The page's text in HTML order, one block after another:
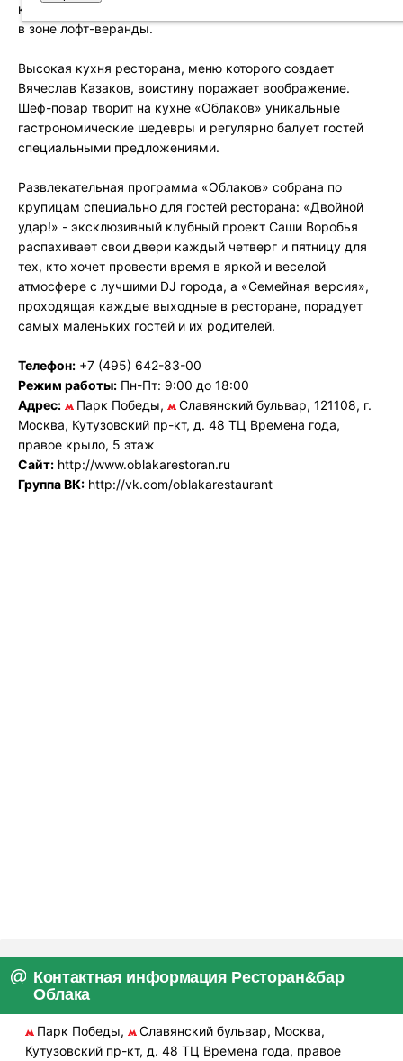
кабинками или удобные диваны и полукресла из ротанга
в зоне лофт-веранды.
Высокая кухня ресторана, меню которого создает
Вячеслав Казаков, воистину поражает воображение.
Шеф-повар творит на кухне «Облаков» уникальные
гастрономические шедевры и регулярно балует гостей
специальными предложениями.
Развлекательная программа «Облаков» собрана по
крупицам специально для гостей ресторана: «Двойной
удар!» - эксклюзивный клубный проект Саши Воробья
распахивает свои двери каждый четверг и пятницу для
тех, кто хочет провести время в яркой и веселой
атмосфере с лучшими DJ города, а «Семейная версия»,
проходящая каждые выходные в ресторане, порадует
самых маленьких гостей и их родителей.
Телефон: +7 (495) 642-83-00
Режим работы: Пн-Пт: 9:00 до 18:00
Адрес:
Парк Победы,
Славянский бульвар, 121108, г.
Москва, Кутузовский пр-кт, д. 48 ТЦ Времена года,
правое крыло, 5 этаж
Сайт: http://www.oblakarestoran.ru
Группа ВК: http://vk.com/oblakarestaurant
Контактная информация Ресторан&бар
Облака
Парк Победы,
Славянский бульвар, Москва,
Кутузовский пр-кт, д. 48 ТЦ Времена года, правое